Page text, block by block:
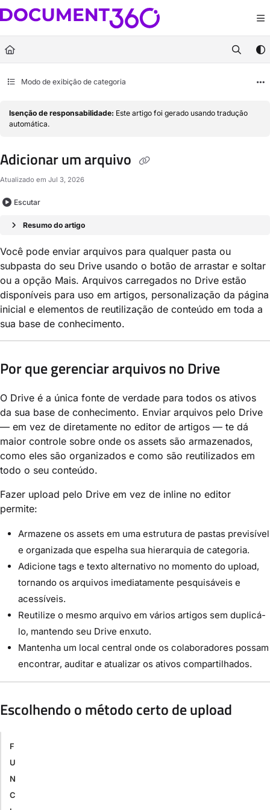
Documentation Index
Fetch the complete documentation index at:https://docs.document360.com/
Use this file to discover all available pages before exploring further.
Modo de exibição de categoria
Isenção de responsabilidade: Este artigo foi gerado usando tradução
automática.
Adicionar um arquivo
Atualizado em Jul 3, 2026
Escutar
Resumo do artigo
Você pode enviar arquivos para qualquer pasta ou
subpasta do seu Drive usando o botão de arrastar e soltar
ou a opção Mais. Arquivos carregados no Drive estão
disponíveis para uso em artigos, personalização da página
inicial e elementos de reutilização de conteúdo em toda a
sua base de conhecimento.
Por que gerenciar arquivos no Drive
O Drive é a única fonte de verdade para todos os ativos
da sua base de conhecimento. Enviar arquivos pelo Drive
— em vez de diretamente no editor de artigos — te dá
maior controle sobre onde os assets são armazenados,
como eles são organizados e como são reutilizados em
todo o seu conteúdo.
Fazer upload pelo Drive em vez de inline no editor
permite:
Armazene os assets em uma estrutura de pastas previsível
e organizada que espelha sua hierarquia de categoria.
Adicione tags e texto alternativo no momento do upload,
tornando os arquivos imediatamente pesquisáveis e
acessíveis.
Reutilize o mesmo arquivo em vários artigos sem duplicá-
lo, mantendo seu Drive enxuto.
Mantenha um local central onde os colaboradores possam
encontrar, auditar e atualizar os ativos compartilhados.
Escolhendo o método certo de upload
F
U
N
C